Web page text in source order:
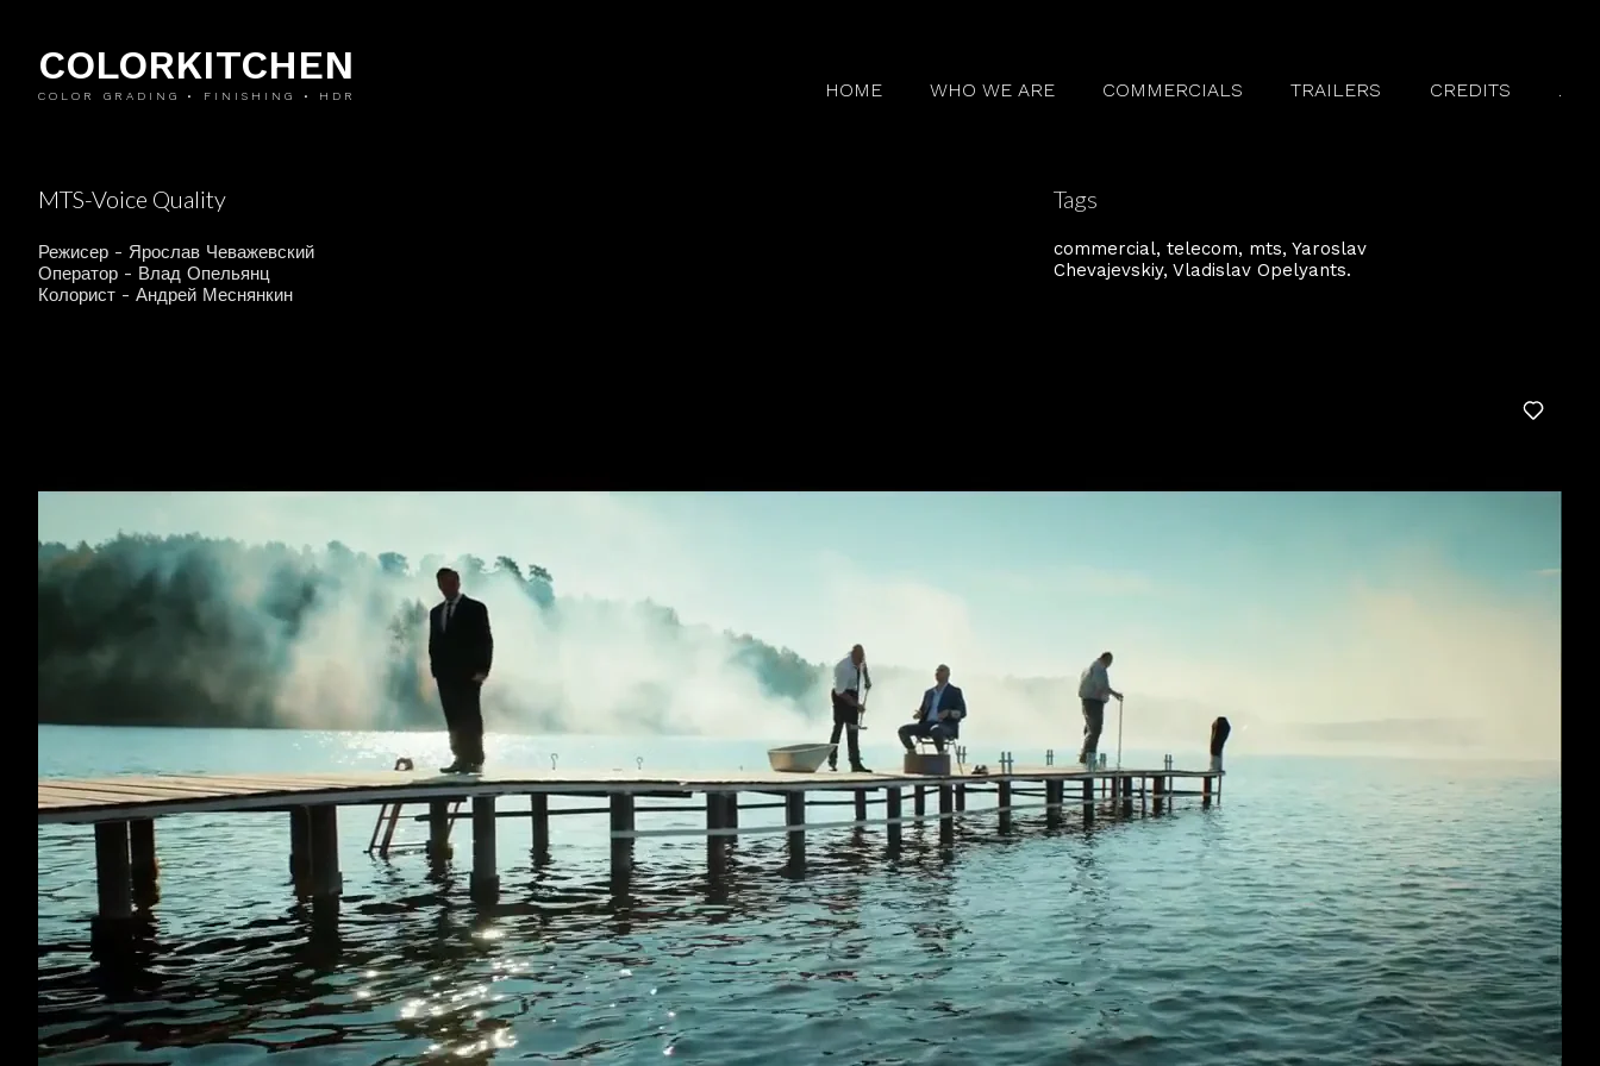
COLORKITCHEN
COLOR GRADING • FINISHING • HDR HOME WHO WE ARE COMMERCIALS TRAILERS CREDITS .
MTS-Voice Quality
Режисер - Ярослав Чеважевский
Оператор - Влад Опельянц
Колорист - Андрей Меснянкин
Tags
commercial telecom mts Yaroslav
Chevajevskiy Vladislav Opelyants